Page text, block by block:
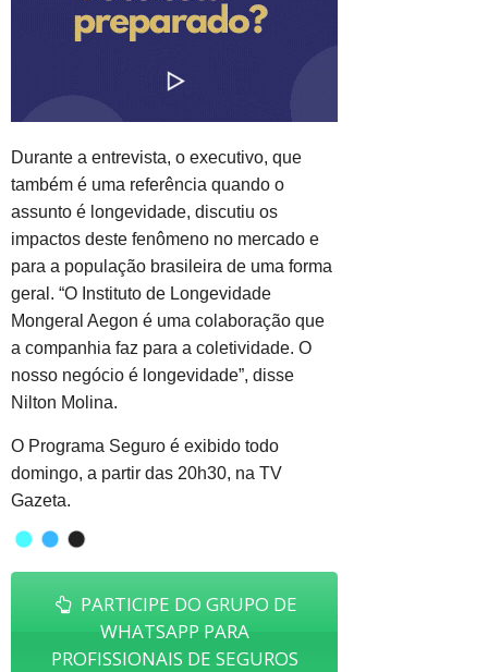
Durante a entrevista, o executivo, que
também é uma referência quando o
assunto é longevidade, discutiu os
impactos deste fenômeno no mercado e
para a população brasileira de uma forma
geral. “O Instituto de Longevidade
Mongeral Aegon é uma colaboração que
a companhia faz para a coletividade. O
nosso negócio é longevidade”, disse
Nilton Molina.
O Programa Seguro é exibido todo
domingo, a partir das 20h30, na TV
Gazeta.
PARTICIPE DO GRUPO DE
WHATSAPP PARA
PROFISSIONAIS DE SEGUROS